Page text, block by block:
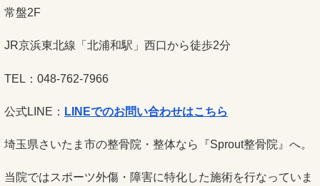
常盤2F
JR京浜東北線「北浦和駅」西口から徒歩2分
TEL：048-762-7966
公式LINE： LINEでのお問い合わせはこちら
埼玉県さいたま市の整骨院・整体なら『Sprout整骨院』へ。
当院ではスポーツ外傷・障害に特化した施術を行なっていま